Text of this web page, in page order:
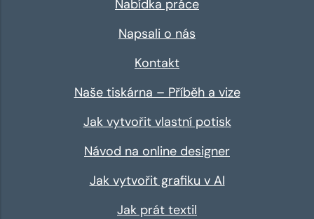
Nabídka práce
Napsali o nás
Kontakt
Naše tiskárna – Příběh a vize
Jak vytvořit vlastní potisk
Návod na online designer
Jak vytvořit grafiku v AI
Jak prát textil